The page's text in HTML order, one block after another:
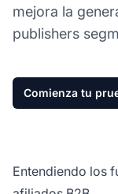
mejora la
publishers
Comienza tu
Entendiendo los